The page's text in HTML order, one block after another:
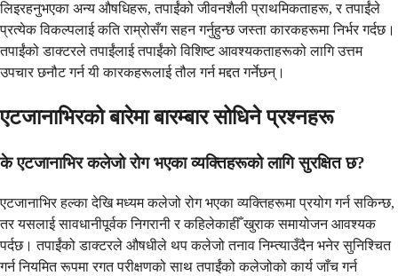
लिइरहनुभएका अन्य औषधिहरू, तपाईंको जीवनशैली प्राथमिकताहरू, र तपाईंले
प्रत्येक विकल्पलाई कति राम्रोसँग सहन गर्नुहुन्छ जस्ता कारकहरूमा निर्भर गर्दछ।
तपाईंको डाक्टरले तपाईंलाई तपाईंको विशिष्ट आवश्यकताहरूको लागि उत्तम
उपचार छनौट गर्न यी कारकहरूलाई तौल गर्न मद्दत गर्नेछन्।
एटजानाभिरको बारेमा बारम्बार सोधिने प्रश्नहरू
के एटजानाभिर कलेजो रोग भएका व्यक्तिहरूको लागि सुरक्षित छ?
एटजानाभिर हल्का देखि मध्यम कलेजो रोग भएका व्यक्तिहरूमा प्रयोग गर्न सकिन्छ,
तर यसलाई सावधानीपूर्वक निगरानी र कहिलेकाहीँ खुराक समायोजन आवश्यक
पर्दछ। तपाईंको डाक्टरले औषधीले थप कलेजो तनाव निम्त्याउँदैन भनेर सुनिश्चित
गर्न नियमित रूपमा रगत परीक्षणको साथ तपाईंको कलेजोको कार्य जाँच गर्न